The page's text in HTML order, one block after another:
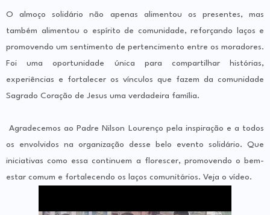
O almoço solidário não apenas alimentou os presentes, mas
também alimentou o espírito de comunidade, reforçando laços e
promovendo um sentimento de pertencimento entre os moradores.
Foi uma oportunidade única para compartilhar histórias,
experiências e fortalecer os vínculos que fazem da comunidade
Sagrado Coração de Jesus uma verdadeira família.
Agradecemos ao Padre Nilson Lourenço pela inspiração e a todos
os envolvidos na organização desse belo evento solidário. Que
iniciativas como essa continuem a florescer, promovendo o bem-
estar comum e fortalecendo os laços comunitários. Veja o vídeo.